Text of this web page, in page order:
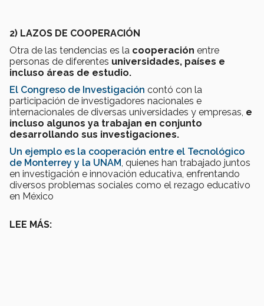
2) LAZOS DE COOPERACIÓN
Otra de las tendencias es la cooperación entre
personas de diferentes universidades, países e
incluso áreas de estudio.
El Congreso de Investigación contó con la
participación de investigadores nacionales e
internacionales de diversas universidades y empresas, e
incluso algunos ya trabajan en conjunto
desarrollando sus investigaciones.
Un ejemplo es la cooperación entre el Tecnológico
de Monterrey y la UNAM , quienes han trabajado juntos
en investigación e innovación educativa, enfrentando
diversos problemas sociales como el rezago educativo
en México
LEE MÁS: